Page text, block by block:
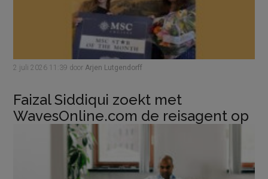
2 juli 2026 11:39 door Arjen Lutgendorff
Faizal Siddiqui zoekt met
WavesOnline.com de reisagent op